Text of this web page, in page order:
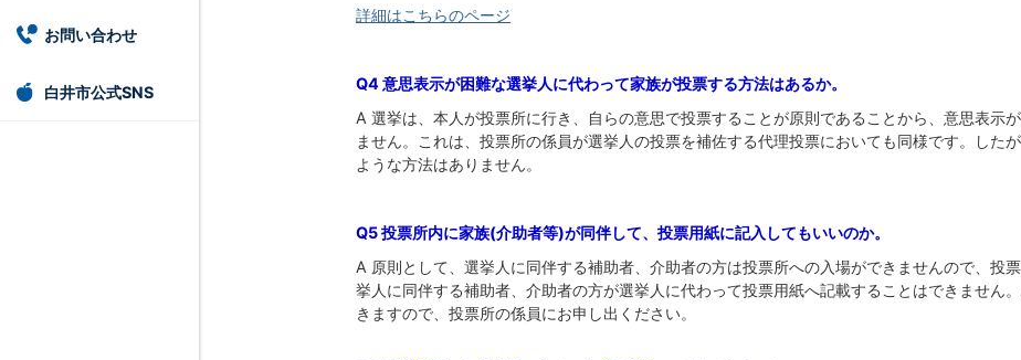
お問い合わせ
白井市公式SNS
詳細はこちらのページ
Q4 意思表示が困難な選挙人に代わって家族が投票する方法はあるか。
A 選挙は、本人が投票所に行き、自らの意思で投票することが原則であることから、意思表示
ません。これは、投票所の係員が選挙人の投票を補佐する代理投票においても同様です。した
ような方法はありません。
Q5 投票所内に家族(介助者等)が同伴して、投票用紙に記入してもいいのか。
A 原則として、選挙人に同伴する補助者、介助者の方は投票所への入場ができませんので、投
挙人に同伴する補助者、介助者の方が選挙人に代わって投票用紙へ記載することはできません
きますので、投票所の係員にお申し出ください。